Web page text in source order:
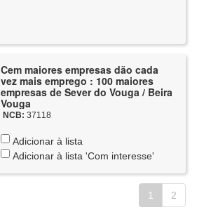
Cem maiores empresas dão cada
vez mais emprego : 100 maiores
empresas de Sever do Vouga / Beira
Vouga
NCB: 37118
Adicionar à lista
Adicionar à lista 'Com interesse'
1 2